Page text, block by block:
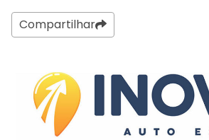
Compartilhar